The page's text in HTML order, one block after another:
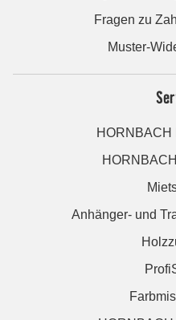
Fragen zu
Muster-
HORNBACH
Anhänger- und